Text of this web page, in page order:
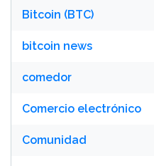
Bitcoin (BTC)
bitcoin news
comedor
Comercio electrónico
Comunidad